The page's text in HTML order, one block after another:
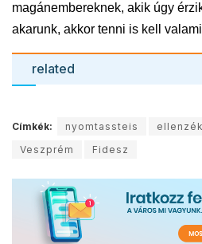
magánembereknek, akik úgy
akarunk, akkor tenni is kell
related
Címkék: nyomtassteis ellenzék
Veszprém
Fidesz